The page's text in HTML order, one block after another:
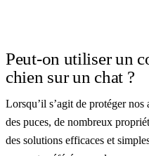
Peut-on utiliser un
chien sur un chat ?
Lorsqu’il s’agit de protéger
des puces, de nombreux
des solutions efficaces et